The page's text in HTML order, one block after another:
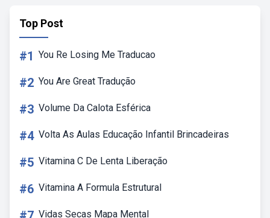
Top Post
#1 You Re Losing Me Traducao
#2 You Are Great Tradução
#3 Volume Da Calota Esférica
#4 Volta As Aulas Educação Infantil Brincadeiras
#5 Vitamina C De Lenta Liberação
#6 Vitamina A Formula Estrutural
Vidas Secas Mapa Mental